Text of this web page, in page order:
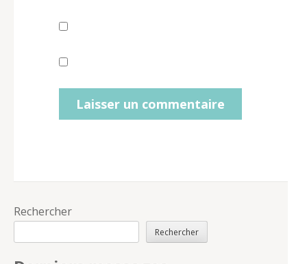
Rechercher
Rechercher